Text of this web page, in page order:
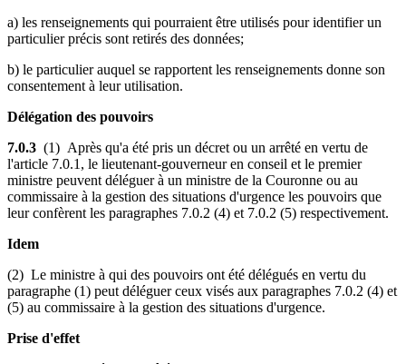
a) les renseignements qui pourraient être utilisés pour identifier un
particulier précis sont retirés des données;
b) le particulier auquel se rapportent les renseignements donne son
consentement à leur utilisation.
Délégation des pouvoirs
7.0.3 (1) Après qu'a été pris un décret ou un arrêté en vertu de
l'article 7.0.1, le lieutenant-gouverneur en conseil et le premier
ministre peuvent déléguer à un ministre de la Couronne ou au
commissaire à la gestion des situations d'urgence les pouvoirs que
leur confèrent les paragraphes 7.0.2 (4) et 7.0.2 (5) respectivement.
Idem
(2) Le ministre à qui des pouvoirs ont été délégués en vertu du
paragraphe (1) peut déléguer ceux visés aux paragraphes 7.0.2 (4) et
(5) au commissaire à la gestion des situations d'urgence.
Prise d'effet